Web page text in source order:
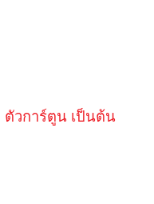
ตัวการ์ตูน เป็นต้น